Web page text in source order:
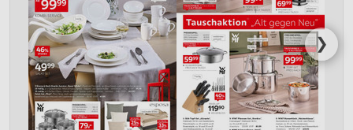
❯
Speichern von oder Zugriff auf Informationen
auf einem Endgerät
Verwendung reduzierter Daten zur Auswahl von
Werbeanzeigen
Erstellung von Profilen für personalisierte
Werbung